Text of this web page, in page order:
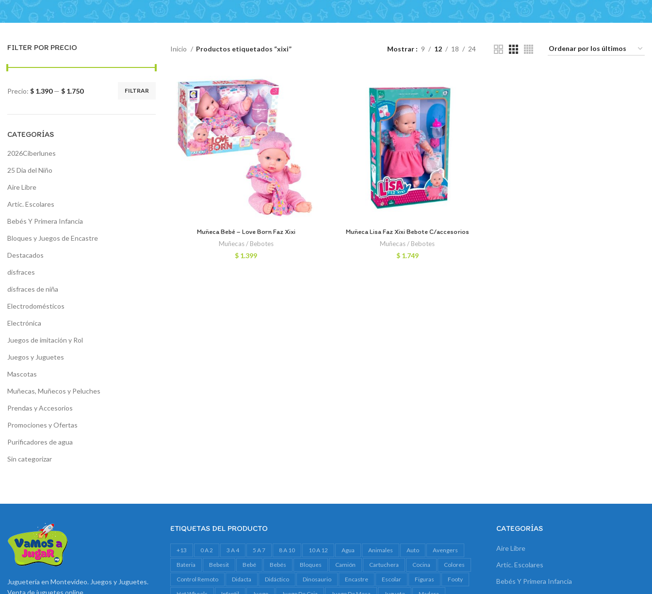
FILTER POR PRECIO
FILTRAR
Precio: $ 1.390— $ 1.750
CATEGORÍAS
2026Ciberlunes
25 Dia del Niño
Aire Libre
Artíc. Escolares
Bebés Y Primera Infancia
Bloques y Juegos de Encastre
Destacados
disfraces
disfraces de niña
Electrodomésticos
Electrónica
Juegos de imitación y Rol
Juegos y Juguetes
Mascotas
Muñecas, Muñecos y Peluches
Prendas y Accesorios
Promociones y Ofertas
Purificadores de agua
Sin categorizar
Inicio Productos etiquetados “xixi” Mostrar 9 12 18 24
Muñeca Bebé – Love Born Faz Xixi
Muñecas / Bebotes
$ 1.399
Muñeca Lisa Faz Xixi Bebote C/accesorios
Muñecas / Bebotes
$1.749
Juguetería en Montevideo. Juegos y Juguetes.
Venta de juguetes online
ETIQUETAS DEL PRODUCTO
+13 0 A 2 3 A 4 5 A 7 8 A 10 10 A 12 Agua Animales Auto
Avengers
Bateria
Bebesit Bebé Bebés Bloques Camión Cartuchera Cocina
Colores
Control Remoto
Didacta Didáctico Dinosaurio Encastre Escolar Figuras
Footy
CATEGORÍAS
Aire Libre
Artíc. Escolares
Bebés Y Primera Infancia